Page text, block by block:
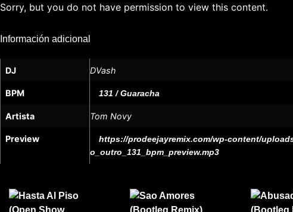
Sorry, but you do not have permission to view this content.
Información adicional
DJ DVash
BPM 131 / Guaracha
Artista Tom Novy
Preview
https://prodeejayremix.com/wp-content/
o_outro_131_bpm_preview.mp3